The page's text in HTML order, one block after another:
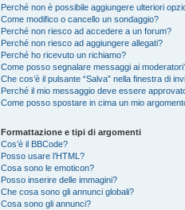
Perché non è possibile aggiungere ulteriori
Come modifico o cancello un sondaggio?
Perché non riesco ad accedere a un forum?
Perché non riesco ad aggiungere allegati?
Perché ho ricevuto un richiamo?
Come posso segnalare messaggi ai
Che cos’è il pulsante “Salva” nella finestra di
Perché il mio messaggio deve essere
Come posso spostare in cima un mio
Formattazione e tipi di argomenti
Cos’è il BBCode?
Posso usare l’HTML?
Cosa sono le emoticon?
Posso inserire delle immagini?
Che cosa sono gli annunci globali?
Cosa sono gli annunci?